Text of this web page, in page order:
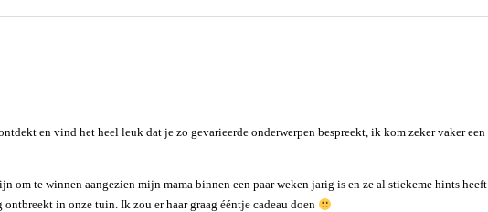
en vind het heel leuk dat je zo gevarieerde onderwerpen bespreekt, ik kom zeker vaker een
om te winnen aangezien mijn mama binnen een paar weken jarig is en ze al stiekeme hints heeft
ontbreekt in onze tuin. Ik zou er haar graag ééntje cadeau doen